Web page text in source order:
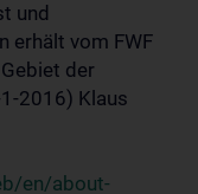
und
erhält vom FWF
der
2016) Klaus
en/about-